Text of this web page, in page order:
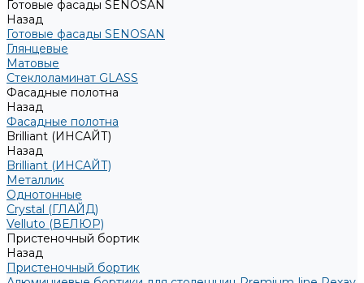
Готовые фасады SENOSAN
Назад
Готовые фасады SENOSAN
Глянцевые
Матовые
Стеклоламинат GLASS
Фасадные полотна
Назад
Фасадные полотна
Brilliant (ИНСАЙТ)
Назад
Brilliant (ИНСАЙТ)
Металлик
Однотонные
Crystal (ГЛАЙД)
Velluto (ВЕЛЮР)
Пристеночный бортик
Назад
Пристеночный бортик